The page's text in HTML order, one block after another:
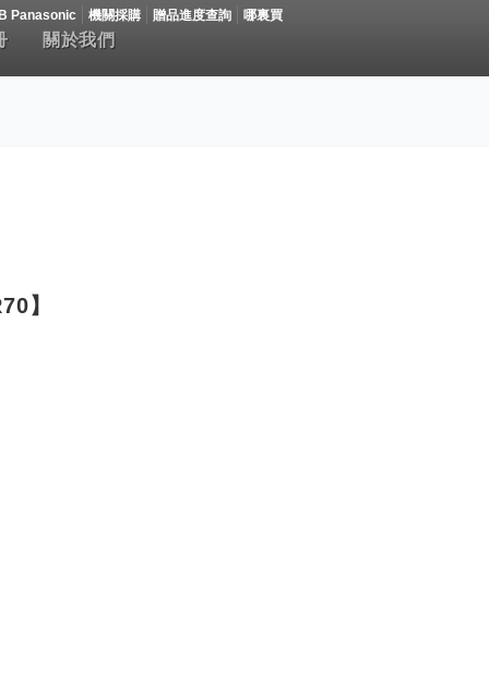
Panasonic 機關採購 贈品進度查詢 哪裏買
關於我們
】